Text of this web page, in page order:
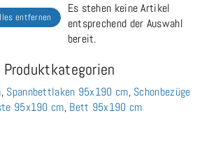
entfernen
Es stehen keine Artikel
entsprechend der Auswahl
bereit.
, Spannbettlaken 95x190 cm, Schonbezüge
95x190 cm, Bett 95x190 cm